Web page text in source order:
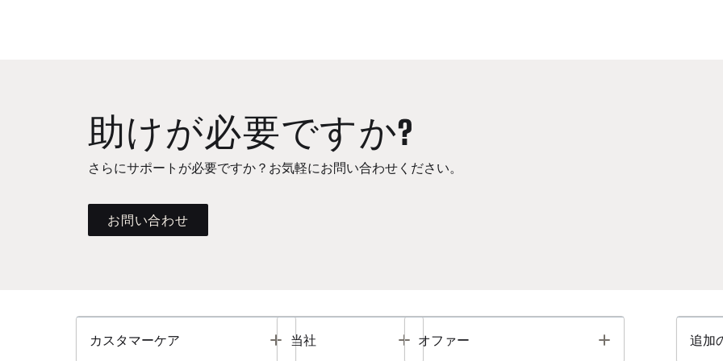
助けが必要ですか?
さらにサポートが必要ですか？お気軽にお問い合わせください。
お問い合わせ
カスタマーケア Toggle
当社 Toggle
オファー Toggle 追加